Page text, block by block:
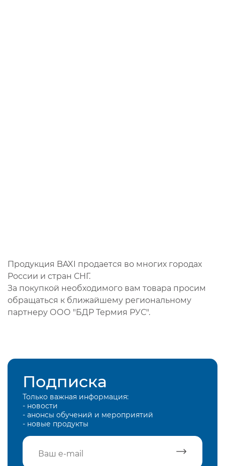
Продукция BAXI продается во многих городах
России и стран СНГ.
За покупкой необходимого вам товара просим
обращаться к ближайшему региональному
партнеру ООО "БДР Термия РУС".
Подписка
Только важная информация:
- новости
- анонсы обучений и мероприятий
- новые продукты